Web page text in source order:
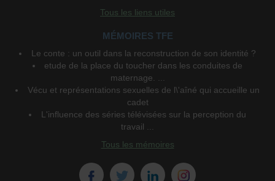
Tous les liens utiles
MÉMOIRES TFE
Le conte : un outil dans la reconstruction de son identité ?
etude de la place du toucher dans les conduites de
maternage. ...
Vécu et représentations sexuelles de l\'aîné qui accueille un
cadet
L'influence des séries télévisées sur la perception du
travail ...
Tous les mémoires